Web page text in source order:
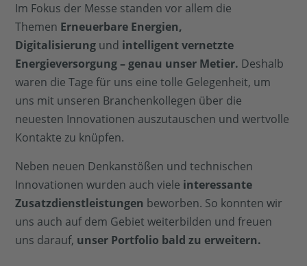
Im Fokus der Messe standen vor allem die
Themen Erneuerbare Energien,
Digitalisierung und intelligent vernetzte
Energieversorgung – genau unser Metier. Deshalb
waren die Tage für uns eine tolle Gelegenheit, um
uns mit unseren Branchenkollegen über die
neuesten Innovationen auszutauschen und wertvolle
Kontakte zu knüpfen.
Neben neuen Denkanstößen und technischen
Innovationen wurden auch viele interessante
Zusatzdienstleistungen beworben. So konnten wir
uns auch auf dem Gebiet weiterbilden und freuen
uns darauf, unser Portfolio bald zu erweitern.